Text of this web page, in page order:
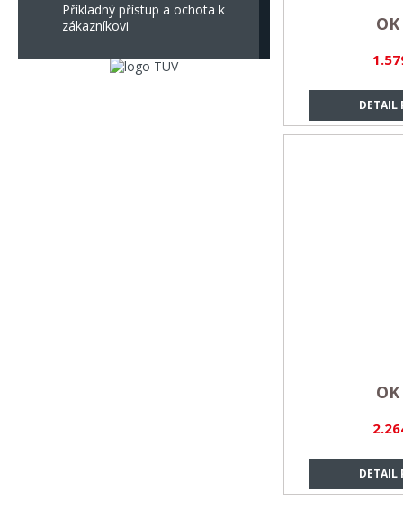
Příkladný přístup a ochota k
zákazníkovi
DETAIL
DETAIL